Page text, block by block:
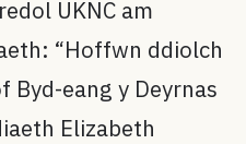
UKNC am
“Hoffwn ddiolch
Byd-eang y Deyrnas
Elizabeth